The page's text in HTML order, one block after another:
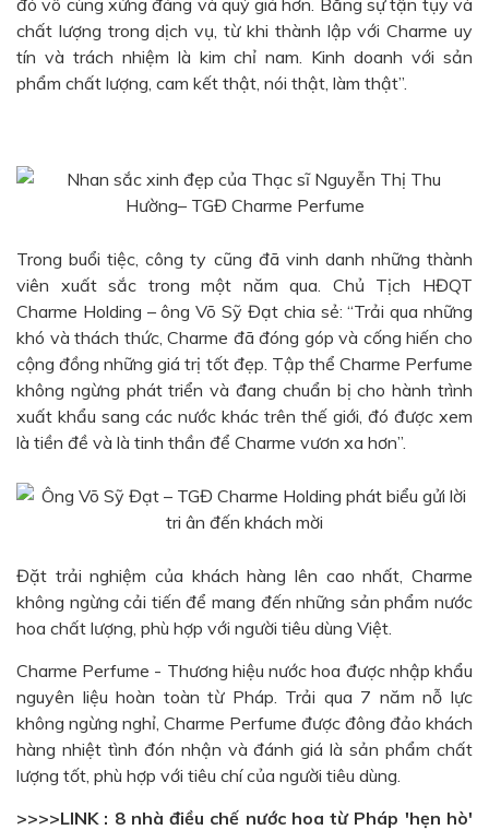
đó vô cùng xứng đáng và quý giá hơn. Bằng sự tận tụy và
chất lượng trong dịch vụ, từ khi thành lập với Charme uy
tín và trách nhiệm là kim chỉ nam. Kinh doanh với sản
phẩm chất lượng, cam kết thật, nói thật, làm thật”.
Trong buổi tiệc, công ty cũng đã vinh danh những thành
viên xuất sắc trong một năm qua. Chủ Tịch HĐQT
Charme Holding – ông Võ Sỹ Đạt chia sẻ: “Trải qua những
khó và thách thức, Charme đã đóng góp và cống hiến cho
cộng đồng những giá trị tốt đẹp. Tập thể Charme Perfume
không ngừng phát triển và đang chuẩn bị cho hành trình
xuất khẩu sang các nước khác trên thế giới, đó được xem
là tiền đề và là tinh thần để Charme vươn xa hơn”.
Đặt trải nghiệm của khách hàng lên cao nhất, Charme
không ngừng cải tiến để mang đến những sản phẩm nước
hoa chất lượng, phù hợp với người tiêu dùng Việt.
Charme Perfume - Thương hiệu nước hoa được nhập khẩu
nguyên liệu hoàn toàn từ Pháp. Trải qua 7 năm nỗ lực
không ngừng nghỉ, Charme Perfume được đông đảo khách
hàng nhiệt tình đón nhận và đánh giá là sản phẩm chất
lượng tốt, phù hợp với tiêu chí của người tiêu dùng.
>>>>LINK : 8 nhà điều chế nước hoa từ Pháp 'hẹn hò'